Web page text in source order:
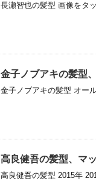
長瀬智也の髪型 画像をタ
金子ノブアキの髪型
金子ノブアキの髪型 オー
高良健吾の髪型、マ
高良健吾の髪型 2015年